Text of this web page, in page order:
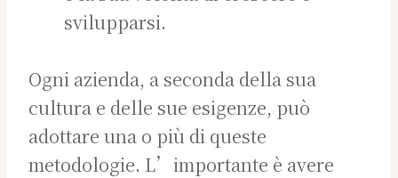
svilupparsi.
Ogni azienda, a seconda della sua
cultura e delle sue esigenze, può
adottare una o più di queste
metodologie. L’importante è avere